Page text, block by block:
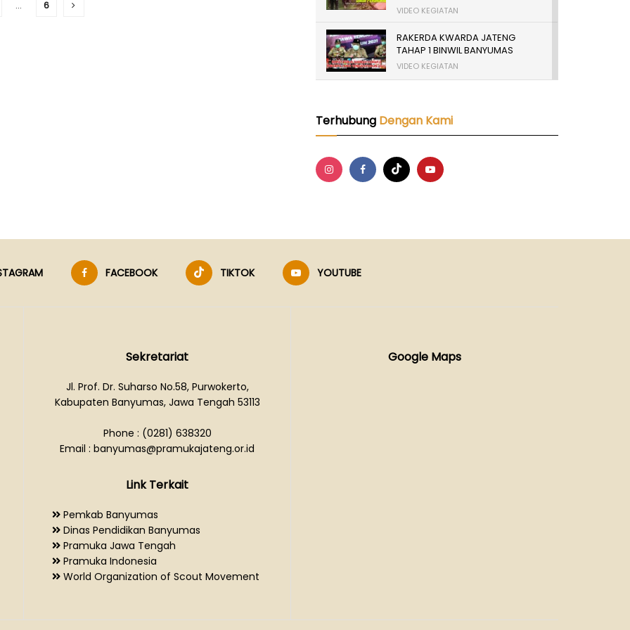
… 6 VIDEO KEGIATAN
RAKERDA KWARDA JATENG
TAHAP 1 BINWIL BANYUMAS
VIDEO KEGIATAN
GARUDA KWARCAB BANYUMAS
2024
WORKSHOP KEUANGAN
KWARCAB BANYUMAS
Terhubung Dengan Kami
FACEBOOK TIKTOK YOUTUBE
Sekretariat
Jl. Prof. Dr. Suharso No.58, Purwokerto,
Kabupaten Banyumas, Jawa Tengah 53113
Phone : (0281) 638320
Email : banyumas@pramukajateng.or.id
Link Terkait
Pemkab Banyumas
Dinas Pendidikan Banyumas
Pramuka Jawa Tengah
Pramuka Indonesia
World Organization of Scout Movement
Google Maps